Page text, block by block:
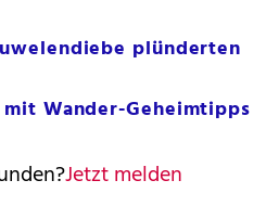
plünderten
Wander-Geheimtipps
Jetzt melden